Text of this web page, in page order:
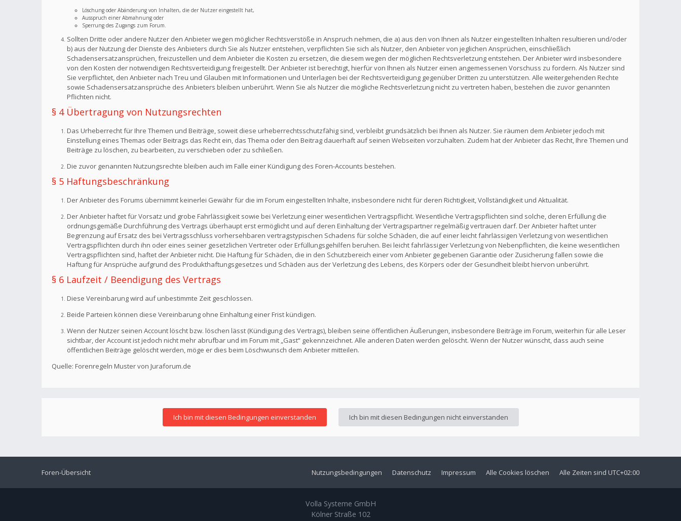
Löschung oder Abänderung von Inhalten, die der Nutzer eingestellt hat,
Ausspruch einer Abmahnung oder
Sperrung des Zugangs zum Forum.
Sollten Dritte oder andere Nutzer den Anbieter wegen möglicher Rechtsverstöße in Anspruch nehmen, die a) aus den von Ihnen als Nutzer eingestellten Inhalten resultieren und/oder
b) aus der Nutzung der Dienste des Anbieters durch Sie als Nutzer entstehen, verpflichten Sie sich als Nutzer, den Anbieter von jeglichen Ansprüchen, einschließlich
Schadensersatzansprüchen, freizustellen und dem Anbieter die Kosten zu ersetzen, die diesem wegen der möglichen Rechtsverletzung entstehen. Der Anbieter wird insbesondere
von den Kosten der notwendigen Rechtsverteidigung freigestellt. Der Anbieter ist berechtigt, hierfür von Ihnen als Nutzer einen angemessenen Vorschuss zu fordern. Als Nutzer sind
Sie verpflichtet, den Anbieter nach Treu und Glauben mit Informationen und Unterlagen bei der Rechtsverteidigung gegenüber Dritten zu unterstützen. Alle weitergehenden Rechte
sowie Schadensersatzansprüche des Anbieters bleiben unberührt. Wenn Sie als Nutzer die mögliche Rechtsverletzung nicht zu vertreten haben, bestehen die zuvor genannten
Pflichten nicht.
§ 4 Übertragung von Nutzungsrechten
Das Urheberrecht für Ihre Themen und Beiträge, soweit diese urheberrechtsschutzfähig sind, verbleibt grundsätzlich bei Ihnen als Nutzer. Sie räumen dem Anbieter jedoch mit
Einstellung eines Themas oder Beitrags das Recht ein, das Thema oder den Beitrag dauerhaft auf seinen Webseiten vorzuhalten. Zudem hat der Anbieter das Recht, Ihre Themen und
Beiträge zu löschen, zu bearbeiten, zu verschieben oder zu schließen.
Die zuvor genannten Nutzungsrechte bleiben auch im Falle einer Kündigung des Foren-Accounts bestehen.
§ 5 Haftungsbeschränkung
Der Anbieter des Forums übernimmt keinerlei Gewähr für die im Forum eingestellten Inhalte, insbesondere nicht für deren Richtigkeit, Vollständigkeit und Aktualität.
Der Anbieter haftet für Vorsatz und grobe Fahrlässigkeit sowie bei Verletzung einer wesentlichen Vertragspflicht. Wesentliche Vertragspflichten sind solche, deren Erfüllung die
ordnungsgemäße Durchführung des Vertrags überhaupt erst ermöglicht und auf deren Einhaltung der Vertragspartner regelmäßig vertrauen darf. Der Anbieter haftet unter
Begrenzung auf Ersatz des bei Vertragsschluss vorhersehbaren vertragstypischen Schadens für solche Schäden, die auf einer leicht fahrlässigen Verletzung von wesentlichen
Vertragspflichten durch ihn oder eines seiner gesetzlichen Vertreter oder Erfüllungsgehilfen beruhen. Bei leicht fahrlässiger Verletzung von Nebenpflichten, die keine wesentlichen
Vertragspflichten sind, haftet der Anbieter nicht. Die Haftung für Schäden, die in den Schutzbereich einer vom Anbieter gegebenen Garantie oder Zusicherung fallen sowie die
Haftung für Ansprüche aufgrund des Produkthaftungsgesetzes und Schäden aus der Verletzung des Lebens, des Körpers oder der Gesundheit bleibt hiervon unberührt.
§ 6 Laufzeit / Beendigung des Vertrags
Diese Vereinbarung wird auf unbestimmte Zeit geschlossen.
Beide Parteien können diese Vereinbarung ohne Einhaltung einer Frist kündigen.
Wenn der Nutzer seinen Account löscht bzw. löschen lässt (Kündigung des Vertrags), bleiben seine öffentlichen Äußerungen, insbesondere Beiträge im Forum, weiterhin für alle Leser
sichtbar, der Account ist jedoch nicht mehr abrufbar und im Forum mit „Gast“ gekennzeichnet. Alle anderen Daten werden gelöscht. Wenn der Nutzer wünscht, dass auch seine
öffentlichen Beiträge gelöscht werden, möge er dies beim Löschwunsch dem Anbieter mitteilen.
Quelle: Forenregeln Muster von Juraforum.de
Foren-Übersicht Alle Zeiten sind UTC+02:00
Alle Cookies löschen
Impressum
Datenschutz
Nutzungsbedingungen
Volla Systeme GmbH
Kölner Straße 102